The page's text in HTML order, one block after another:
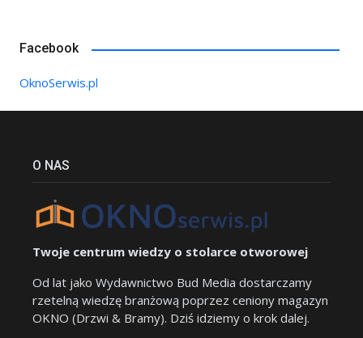
Facebook
OknoSerwis.pl
O NAS
Twoje centrum wiedzy o stolarce otworowej
Od lat jako Wydawnictwo Bud Media dostarczamy
rzetelną wiedzę branżową poprzez ceniony magazyn
OKNO (Drzwi & Bramy). Dziś idziemy o krok dalej.